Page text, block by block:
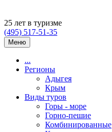
25 лет в туризме
(495) 517-51-35
Меню
...
Регионы
Адыгея
Крым
Виды туров
Горы - море
Горно-пешие
Комбинированные